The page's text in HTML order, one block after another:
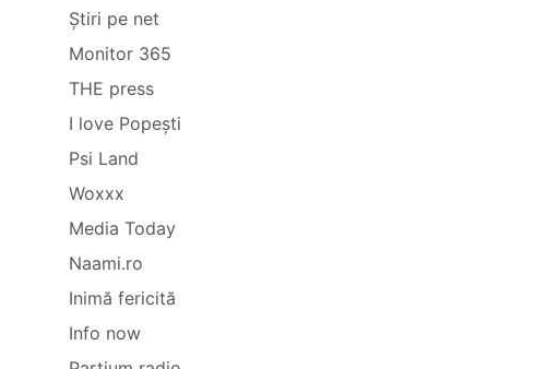
Știri pe net
Monitor 365
THE press
I love Popești
Psi Land
Woxxx
Media Today
Naami.ro
Inimă fericită
Info now